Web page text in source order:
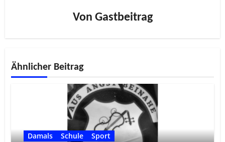
Von Gastbeitrag
Ähnlicher Beitrag
Damals Schule
Sport